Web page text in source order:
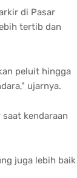
di Pasar
tertib dan
peluit hingga
ujarnya.
kendaraan
juga lebih baik